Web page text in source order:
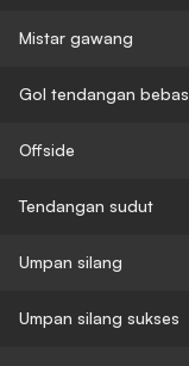
Mistar gawang
Gol tendangan bebas
Offside
Tendangan sudut
Umpan silang
Umpan silang sukses